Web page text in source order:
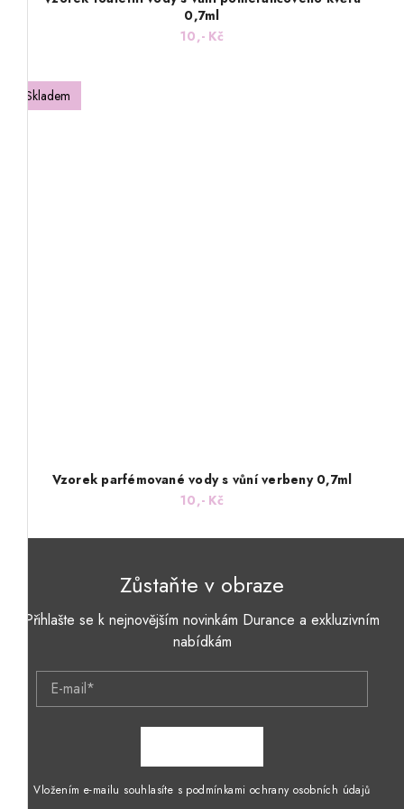
0,7ml
10,- Kč
Skladem
Vzorek parfémované vody s vůní verbeny 0,7ml
10,- Kč
Zůstaňte v obraze
Přihlašte se k nejnovějším novinkám Durance a exkluzivním
nabídkám
E-mail*
Vložením e-mailu souhlasíte s podmínkami ochrany osobních údajů